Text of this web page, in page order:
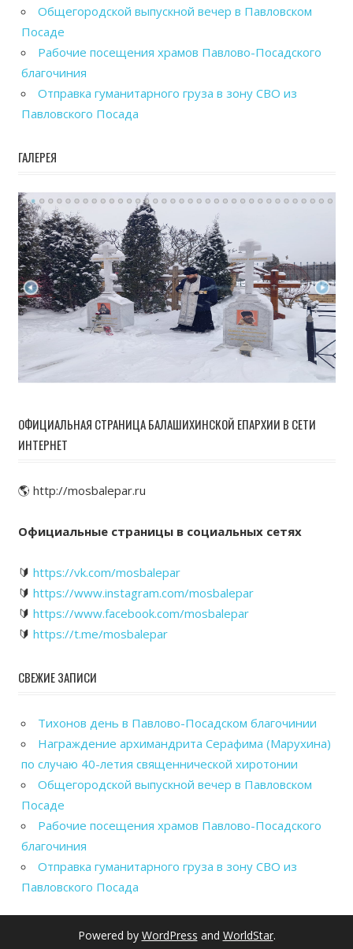
Общегородской выпускной вечер в Павловском
Посаде
Рабочие посещения храмов Павлово-Посадского
благочиния
Отправка гуманитарного груза в зону СВО из
Павловского Посада
ГАЛЕРЕЯ
ОФИЦИАЛЬНАЯ СТРАНИЦА БАЛАШИХИНСКОЙ ЕПАРХИИ В СЕТИ
ИНТЕРНЕТ
🌎 http://mosbalepar.ru
Официальные страницы в социальных сетях
🔰 https://vk.com/mosbalepar
🔰 https://www.instagram.com/mosbalepar
🔰 https://www.facebook.com/mosbalepar
🔰 https://t.me/mosbalepar
СВЕЖИЕ ЗАПИСИ
Тихонов день в Павлово-Посадском благочинии
Награждение архимандрита Серафима (Марухина)
по случаю 40-летия священнической хиротонии
Общегородской выпускной вечер в Павловском
Посаде
Рабочие посещения храмов Павлово-Посадского
благочиния
Отправка гуманитарного груза в зону СВО из
Павловского Посада
Powered by WordPress and WorldStar.